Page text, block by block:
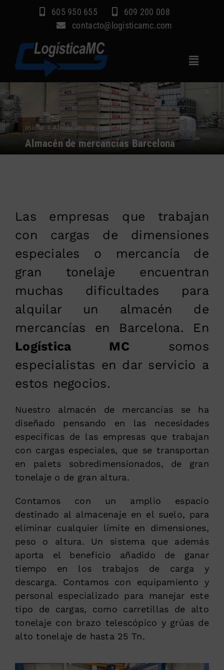
605 950 655
609 200 008
contacto@logisticamc.com
Toggle
Servicios
Sectores
Inicio» Almacén de mercancías
Almacén de mercancías Barcelona
Las empresas que trabajan
con cargas de dimensiones
especiales o mercancía de
gran tonelaje encuentran
muchas dificultades para
alquilar un almacén de
mercancías en Barcelona. En
Logística MC somos
especialistas en dar servicio a
estos negocios.
Nuestro almacén de mercancías se ha
diseñado pensando en las necesidades
específicas de las empresas que trabajan
con cargas especiales, que se transportan
en palets sobredimensionados, de gran
tonelaje o de gran altura.
Contamos con un amplio espacio
destinado al almacenaje en el suelo, para
eliminar cualquier límite en dimensiones,
peso o altura. Un sistema que además
aporta el beneficio añadido de ganar
tiempo en los trabajos de carga y
descarga. Contamos con equipamiento y
personal especializado para manejar este
tipo de cargas, como carretillas de alto
tonelaje con brazo telescópico y grúas de
alto tonelaje de hasta 25 Tn.